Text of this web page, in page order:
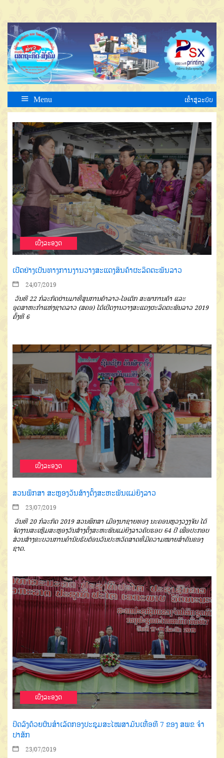
Menu ເຂົ້າສູ່ລະບົບ
ເບີ່ງລະອຽດ
ເປີດຢ່າງເປັນທາງການງານວາງສະແດງສິນຄ້າຜະລິດຕະພັນລາວ
24/07/2019
ວັນທີ 22 ກໍລະກົດຜ່ານມາທີ່ສູນການຄ້າລາວ-ໄອເຕັກ ສະພາການຄ້າ ແລະ
ອຸດສາຫະກຳແຫ່ງຊາດລາວ (ສຄອ) ໄດ້ເປີດງານວາງສະແດງຜະລິດຕະພັນລາວ 2019
ຄັ້ງທີ 6
ເບີ່ງລະອຽດ
ສວນພຶກສາ ສະຫຼອງວັນສ້າງຕັ້ງສະຫະພັນແມ່ຍິງລາວ
23/07/2019
ວັນທີ 20 ກໍລະກົດ 2019 ສວນພຶກສາ ເມືອງນາຊາຍທອງ ນະຄອນຫຼວງວຽງຈັນ ໄດ້
ຈັດງານສະເຫຼີມສະຫຼອງວັນສ້າງຕັ້ງສະຫະພັນແມ່ຍິງລາວຄົບຮອບ 64 ປີ ເພື່ອປະກອບ
ສ່ວນສ້າງຂະບວນການຄໍານັບຮັບຕ້ອນວັນປະຫວັດສາດທີ່ມີຄວາມໝາຍສໍາຄັນຂອງ
ຊາດ.
ເບີ່ງລະອຽດ
ປິດລົງດ້ວຍຜົນສຳເລັດກອງປະຊຸມສະໄໝສາມັນເທື່ອທີ 7 ຂອງ ສພຂ ຈຳ
ປາສັກ
23/07/2019